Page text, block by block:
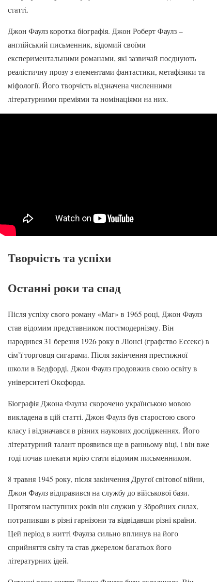
статті.
Джон Фаулз коротка біографія. Джон Роберт Фаулз –
англійський письменник, відомий своїми
експериментальними романами, які зазвичай поєднують
реалістичну прозу з елементами фантастики, метафізики та
міфології. Його творчість відзначена численними
літературними преміями та номінаціями на них.
Творчість та успіхи
Останні роки та спад
Після успіху свого роману «Маг» в 1965 році, Джон Фаулз
став відомим представником постмодернізму. Він
народився 31 березня 1926 року в Ліонсі (графство Ессекс) в
сім’ї торговця сигарами. Після закінчення престижної
школи в Бедфорді, Джон Фаулз продовжив свою освіту в
університеті Оксфорда.
Біографія Джона Фаулза скорочено українською мовою
викладена в цій статті. Джон Фаулз був старостою свого
класу і відзначався в різних наукових дослідженнях. Його
літературний талант проявився ще в ранньому віці, і він вже
тоді почав плекати мрію стати відомим письменником.
8 травня 1945 року, після закінчення Другої світової війни,
Джон Фаулз відправився на службу до військової бази.
Протягом наступних років він служив у Збройних силах,
потрапивши в різні гарнізони та відвідавши різні країни.
Цей період в житті Фаулза сильно вплинув на його
сприйняття світу та став джерелом багатьох його
літературних ідей.